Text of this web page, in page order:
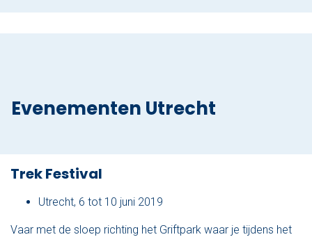
Evenementen Utrecht
Trek Festival
Utrecht, 6 tot 10 juni 2019
Vaar met de sloep richting het Griftpark waar je tijdens het